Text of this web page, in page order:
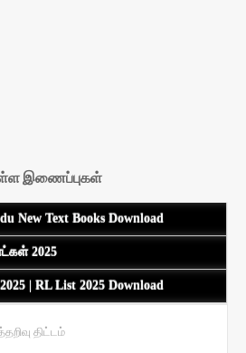
இணைப்புகள்
New Text Books Download
2025
| RL List 2025 Download
திட்டம்